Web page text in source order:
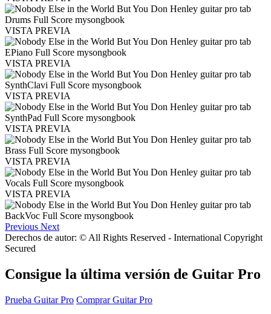
VISTA PREVIA
VISTA PREVIA
VISTA PREVIA
VISTA PREVIA
VISTA PREVIA
VISTA PREVIA
Previous Next
Derechos de autor: © All Rights Reserved - International Copyright
Secured
Consigue la última versión de Guitar Pro
Prueba Guitar Pro Comprar Guitar Pro